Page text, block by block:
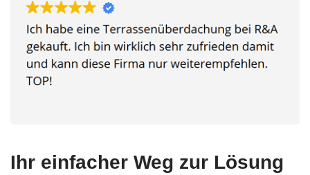
Ihr einfacher Weg zur Lösung